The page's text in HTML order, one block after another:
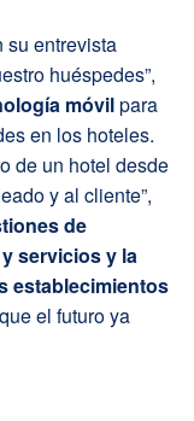
su entrevista
huéspedes”,
móvilpara
en los hoteles.
de un hotel desde
y al cliente”,
de
servicios y la
establecimientos
el futuro ya